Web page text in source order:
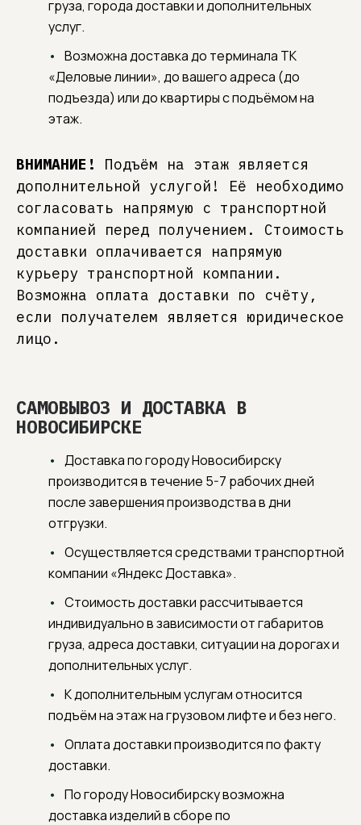
груза, города доставки и дополнительных
услуг.
Возможна доставка до терминала ТК
«Деловые линии», до вашего адреса (до
подъезда) или до квартиры с подъёмом на
этаж.
ВНИМАНИЕ!
Подъём на этаж является
дополнительной услугой! Её необходимо
согласовать напрямую с транспортной
компанией перед получением. Стоимость
доставки оплачивается напрямую
курьеру транспортной компании.
Возможна оплата доставки по счёту,
если получателем является юридическое
лицо.
САМОВЫВОЗ И ДОСТАВКА В
НОВОСИБИРСКЕ
Доставка по городу Новосибирску
производится в течение 5-7 рабочих дней
после завершения производства в дни
отгрузки.
Осуществляется средствами транспортной
компании «Яндекс Доставка».
Стоимость доставки рассчитывается
индивидуально в зависимости от габаритов
груза, адреса доставки, ситуации на дорогах и
дополнительных услуг.
К дополнительным услугам относится
подъём на этаж на грузовом лифте и без него.
Оплата доставки производится по факту
доставки.
По городу Новосибирску возможна
доставка изделий в сборе по